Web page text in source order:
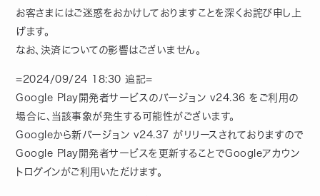
お客さまにはご迷惑をおかけしておりますことを深くお詫び申し上
げます。
なお、決済についての影響はございません。
=2024/09/24 18:30 追記=
Google Play開発者サービスのバージョン v24.36 をご利用の
場合に、当該事象が発生する可能性がございます。
Googleから新バージョン v24.37 がリリースされておりますので
Google Play開発者サービスを更新することでGoogleアカウン
トログインがご利用いただけます。